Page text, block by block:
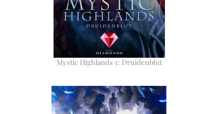
Mystic Highlands 1: Druidenblut